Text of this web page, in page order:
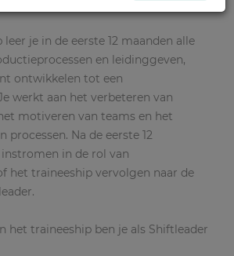
en Industriële sector.
leer je in de eerste 12 maanden alle
en leidinggeven,
ontwikkelen tot een
werkt aan het verbeteren van
motiveren van teams en het
processen. Na de eerste 12
in de rol van
het traineeship vervolgen naar de
het traineeship ben je als Shiftleader